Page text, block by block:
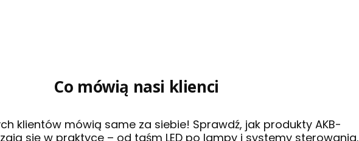
Co mówią nasi klienci
klientów mówią same za siebie! Sprawdź, jak produkty AKB-
się w praktyce – od taśm LED po lampy i systemy sterowania.